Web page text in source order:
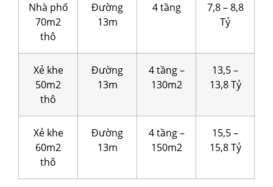
Nhà phố
70m2
thô
Đường
13m
4 tầng
7,8 – 8,8
Tỷ
Xẻ khe
50m2
thô
Đường
13m
4 tầng –
130m2
13,5 –
13,8 Tỷ
Xẻ khe
60m2
thô
Đường
13m
4 tầng –
150m2
15,5 –
15,8 Tỷ